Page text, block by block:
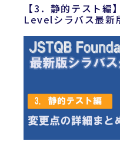
【3．静的テスト
Levelシラバス最新